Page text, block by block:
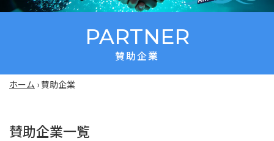
PARTNER
賛助企業
ホーム › 賛助企業
賛助企業一覧